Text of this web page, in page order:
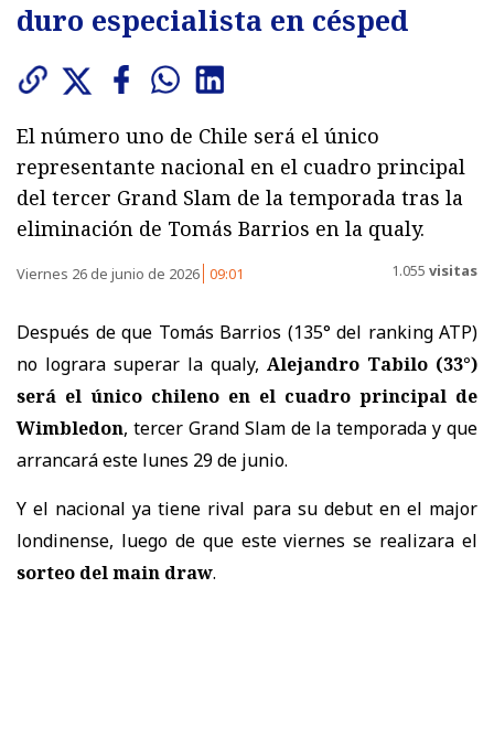
duro especialista en césped
El número uno de Chile será el único
representante nacional en el cuadro principal
del tercer Grand Slam de la temporada tras la
eliminación de Tomás Barrios en la qualy.
Viernes 26 de junio de 2026 09:01 1.055 visitas
Después de que Tomás Barrios (135° del ranking ATP)
no lograra superar la qualy, Alejandro Tabilo (33°)
será el único chileno en el cuadro principal de
Wimbledon, tercer Grand Slam de la temporada y que
arrancará este lunes 29 de junio.
Y el nacional ya tiene rival para su debut en el major
londinense, luego de que este viernes se realizara el
sorteo del main draw.